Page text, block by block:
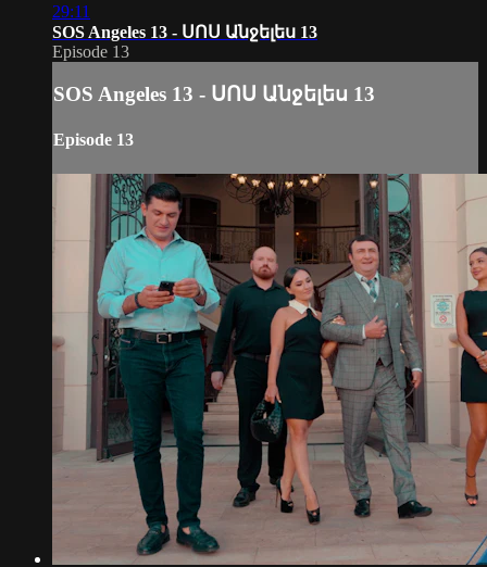
29:11
SOS Angeles 13 - ՍՈՍ Անջելես 13
Episode 13
SOS Angeles 13 - ՍՈՍ Անջելես 13
Episode 13